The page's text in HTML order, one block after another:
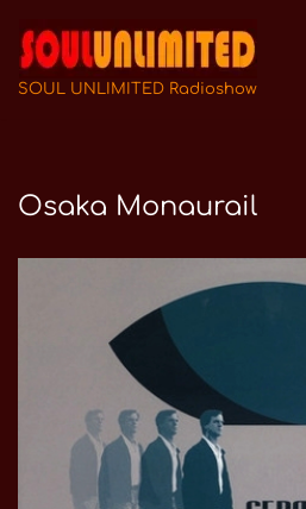
Zum
Inhalt
SOUL UNLIMITED Radioshow
Osaka Monaurail